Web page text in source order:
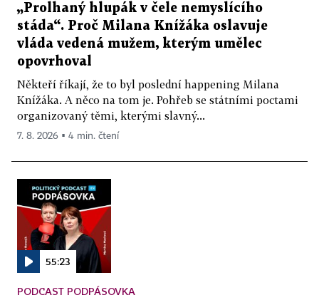
„Prolhaný hlupák v čele nemyslícího
stáda“. Proč Milana Knížáka oslavuje
vláda vedená mužem, kterým umělec
opovrhoval
Někteří říkají, že to byl poslední happening Milana
Knížáka. A něco na tom je. Pohřeb se státními poctami
organizovaný těmi, kterými slavný...
7. 8. 2026 ▪ 4 min. čtení
55:23
PODCAST PODPÁSOVKA